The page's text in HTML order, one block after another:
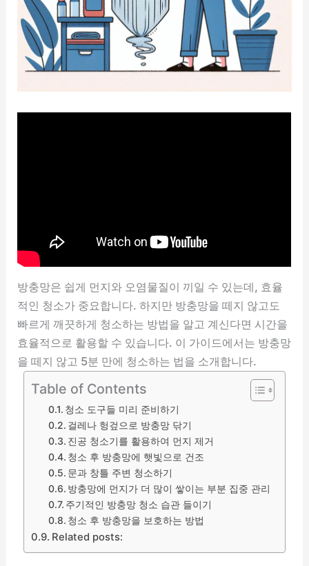
방충망은 쉽게 먼지와 오염물질이 끼일 수 있는데, 효율
적인 청소가 중요합니다. 하지만 방충망을 떼지 않고도
빠르게 깨끗하게 청소하는 방법을 알고 계신다면 시간을
효율적으로 활용할 수 있습니다. 이 가이드에서는 방충망
을 떼지 않고 5분 만에 청소하는 법을 소개합니다.
Table of Contents
청소 도구들 미리 준비하기
걸레나 헝겊으로 방충망 닦기
진공 청소기를 활용하여 먼지 제거
청소 후 방충망에 햇빛으로 건조
문과 창틀 주변 청소하기
방충망에 먼지가 더 많이 쌓이는 부분 집중 관리
주기적인 방충망 청소 습관 들이기
청소 후 방충망을 보호하는 방법
Related posts: